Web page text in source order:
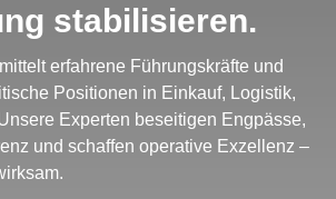
stabilisieren.
erfahrene Führungskräfte und
Positionen in Einkauf, Logistik,
Experten beseitigen Engpässe,
und schaffen operative Exzellenz –